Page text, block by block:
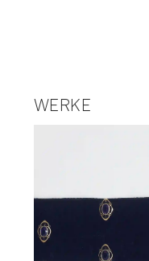
WERKE